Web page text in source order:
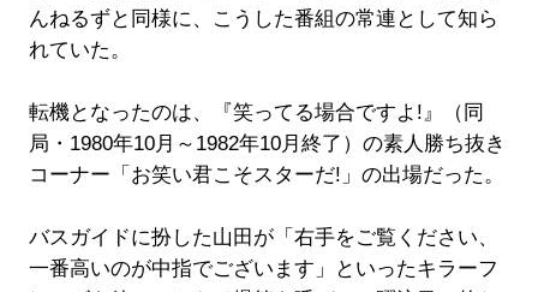
んねるずと同様に、こうした番組の常連として知ら
れていた。
転機となったのは、『笑ってる場合ですよ!』（同
局・1980年10月～1982年10月終了）の素人勝ち抜き
コーナー「お笑い君こそスターだ!」の出場だった。
バスガイドに扮した山田が「右手をご覧ください、
一番高いのが中指でございます」といったキラーフ